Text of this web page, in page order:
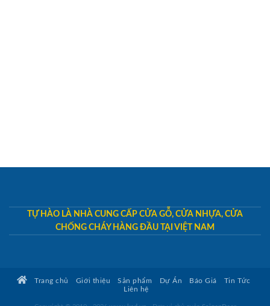
TỰ HÀO LÀ NHÀ CUNG CẤP CỬA GỖ, CỬA NHỰA, CỬA
CHỐNG CHÁY HÀNG ĐẦU TẠI VIỆT NAM
Trang chủ Giới thiệu Sản phẩm Dự Án Báo Giá
Tin Tức
Liên hệ